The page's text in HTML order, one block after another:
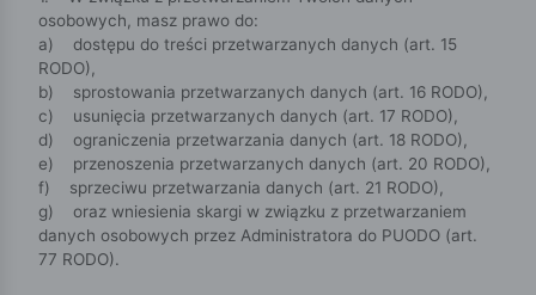
osobowych, masz prawo do:
a) dostępu do treści przetwarzanych danych (art. 15
RODO),
b) sprostowania przetwarzanych danych (art. 16 RODO),
c) usunięcia przetwarzanych danych (art. 17 RODO),
d) ograniczenia przetwarzania danych (art. 18 RODO),
e) przenoszenia przetwarzanych danych (art. 20 RODO),
f) sprzeciwu przetwarzania danych (art. 21 RODO),
g) oraz wniesienia skargi w związku z przetwarzaniem
danych osobowych przez Administratora do PUODO (art.
77 RODO).